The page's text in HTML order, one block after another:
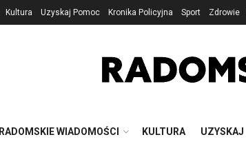
Kultura Uzyskaj Pomoc Kronika Policyjna Sport Zdrowie
RADOMSKIE WIADOMOŚCI KULTURA